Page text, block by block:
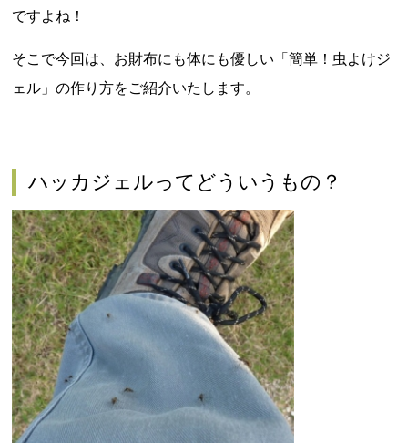
ですよね！
そこで今回は、お財布にも体にも優しい「簡単！虫よけジ
ェル」の作り方をご紹介いたします。
ハッカジェルってどういうもの？